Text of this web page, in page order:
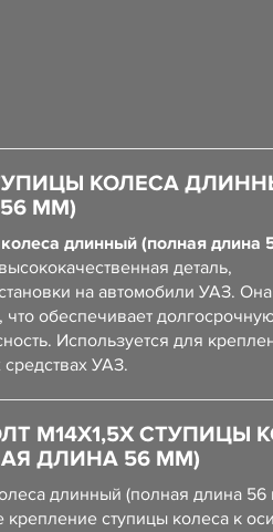
КОЛЕСА
ММ)
длинный (полная длина
деталь,
на автомобили УАЗ.
обеспечивает
Используется для
УАЗ.
М14Х1,5Х СТУПИЦЫ
ДЛИНА 56 ММ)
длинный (полная длина 56
ступицы колеса к